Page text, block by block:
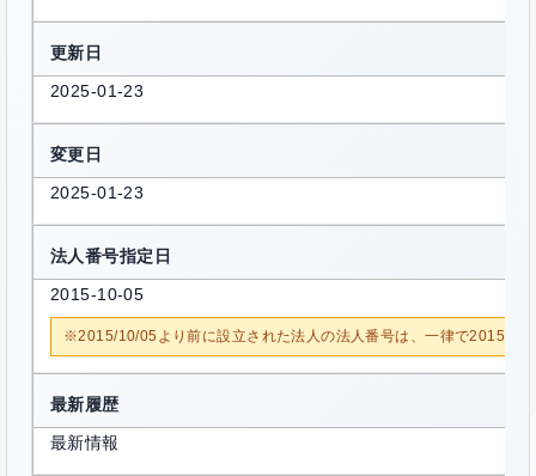
更新日
2025-01-23
変更日
2025-01-23
法人番号指定日
2015-10-05
※2015/10/05より前に設立された法人の法人番号は、一律で2015/10/
最新履歴
最新情報